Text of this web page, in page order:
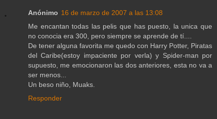
Anónimo 16 de marzo de 2007 a las 13:08
Me encantan todas las pelis que has puesto, la unica que
no conocia era 300, pero siempre se aprende de tí....
De tener alguna favorita me quedo con Harry Potter, Piratas
del Caribe(estoy impaciente por verla) y Spider-man por
supuesto, me emocionaron las dos anteriores, esta no va a
ser menos...
Un beso niño, Muaks.
Responder